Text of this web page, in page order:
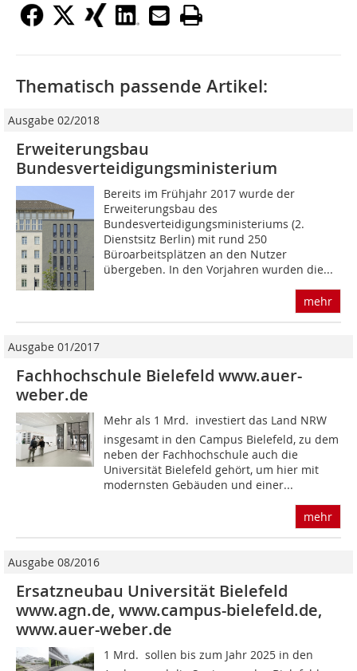
Thematisch passende Artikel:
Ausgabe 02/2018
Erweiterungsbau
Bundesverteidigungsministerium
Bereits im Frühjahr 2017 wurde der
Erweiterungsbau des
Bundesverteidigungsministeriums (2.
Dienstsitz Berlin) mit rund 250
Büroarbeitsplätzen an den Nutzer
übergeben. In den Vorjahren wurden die...
mehr
Ausgabe 01/2017
Fachhochschule Bielefeld www.auer-
weber.de
Mehr als 1 Mrd.  investiert das Land NRW
insgesamt in den Campus Bielefeld, zu dem
neben der Fachhochschule auch die
Universität Bielefeld gehört, um hier mit
modernsten Gebäuden und einer...
mehr
Ausgabe 08/2016
Ersatzneubau Universität Bielefeld
www.agn.de, www.campus-bielefeld.de,
www.auer-weber.de
1 Mrd.  sollen bis zum Jahr 2025 in den